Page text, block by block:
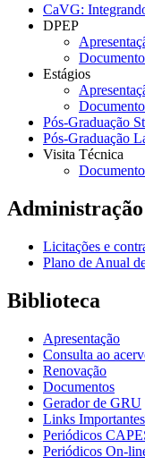
CaVG:
DPEP
Estágios
Pós-Graduação
Pós-Graduação
Visita Técnica
Administração
Licitações e
Plano de Anual
Biblioteca
Apresentação
Consulta ao
Renovação
Documentos
Gerador de GRU
Links Importantes
Periódicos
Periódicos On-